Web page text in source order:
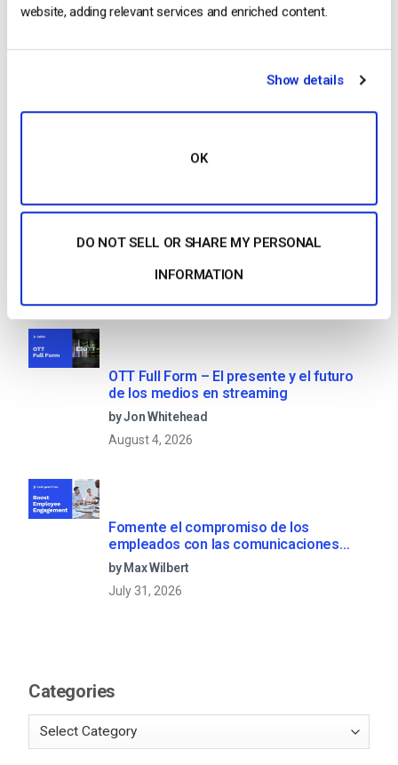
website, adding relevant services and enriched content.
Show details
OK
DO NOT SELL OR SHARE MY PERSONAL
INFORMATION
Ventajas, desventajas y cómo funciona
by Max Wilbert
OTT Full Form – El presente y el futuro
de los medios en streaming
by Jon Whitehead
August 4, 2026
Fomente el compromiso de los
empleados con las comunicaciones
corporativas en directo
by Max Wilbert
July 31, 2026
Categories